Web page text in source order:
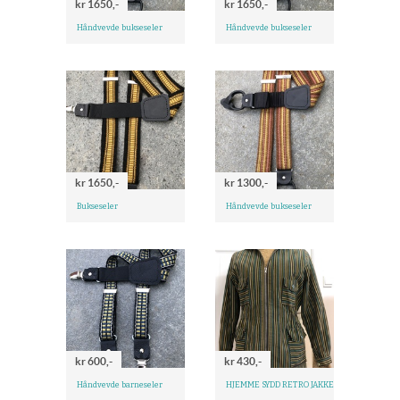
kr 1650,-
Håndvevde bukseseler
kr 1650,-
Håndvevde bukseseler
kr 1650,-
Bukseseler
kr 1300,-
Håndvevde bukseseler
kr 600,-
Håndvevde barneseler
kr 430,-
HJEMME SYDD RETRO JAKKE